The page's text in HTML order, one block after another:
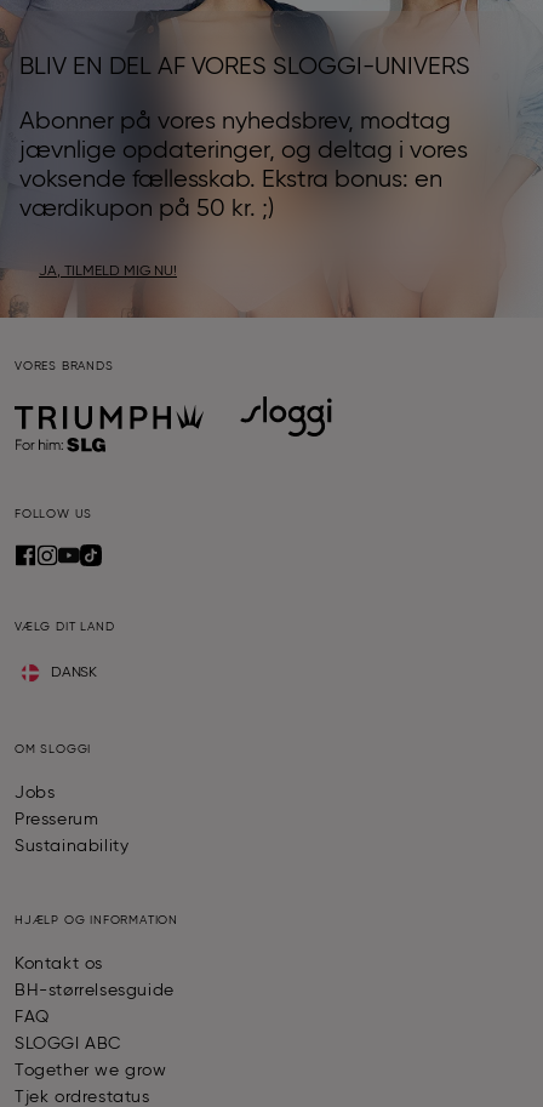
BLIV EN DEL AF VORES SLOGGI-UNIVERS
Abonner på vores nyhedsbrev, modtag
jævnlige opdateringer, og deltag i vores
voksende fællesskab. Ekstra bonus: en
værdikupon på 50 kr. ;)
JA, TILMELD MIG NU!
VORES BRANDS
FOLLOW US
VÆLG DIT LAND
DANSK
OM SLOGGI
Jobs
Presserum
Sustainability
HJÆLP OG INFORMATION
Kontakt os
BH-størrelsesguide
FAQ
SLOGGI ABC
Together we grow
Tjek ordrestatus